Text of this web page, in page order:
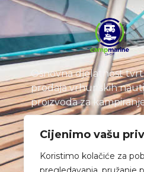
Cijenimo vašu
Koristimo kolačiće za
Osnovna djelatnost
prodaja vrhunskih
proizvoda za